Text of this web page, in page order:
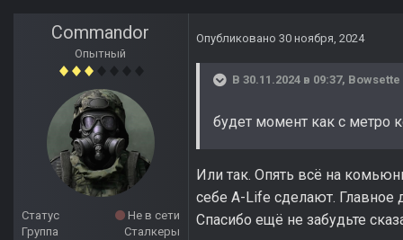
Commandor
Опытный
Статус
Не в сети
Группа
Сталкеры
Опубликовано 30 ноября, 2024
В 30.11.2024 в 09:37, Bowsette
будет момент как с метро
Или так. Опять всё на
себе A-Life сделают. Главное
Спасибо ещё не забудьте